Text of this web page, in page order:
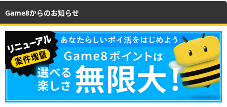
Game8からのお知らせ